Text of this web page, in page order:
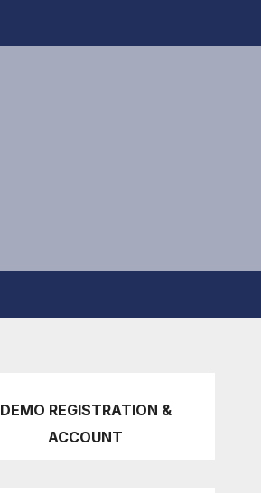
DEMO REGISTRATION &
ACCOUNT